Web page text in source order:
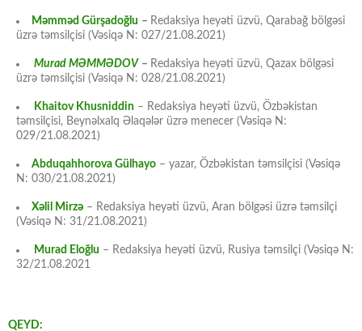
Məmməd Gürşadoğlu – Redaksiya heyəti üzvü, Qarabağ bölgəsi
üzrə təmsilçisi (Vəsiqə N: 027/21.08.2021)
Murad MƏMMƏDOV – Redaksiya heyəti üzvü, Qazax bölgəsi
üzrə təmsilçisi (Vəsiqə N: 028/21.08.2021)
Khaitov Khusniddin – Redaksiya heyəti üzvü, Özbəkistan
təmsilçisi, Beynəlxalq Əlaqələr üzrə menecer (Vəsiqə N:
029/21.08.2021)
Abduqahhorova Gülhayo – yazar, Özbəkistan təmsilçisi (Vəsiqə
N: 030/21.08.2021)
Xəlil Mirzə – Redaksiya heyəti üzvü, Aran bölgəsi üzrə təmsilçi
(Vəsiqə N: 31/21.08.2021)
Murad Eloğlu – Redaksiya heyəti üzvü, Rusiya təmsilçi (Vəsiqə N:
32/21.08.2021
QEYD: